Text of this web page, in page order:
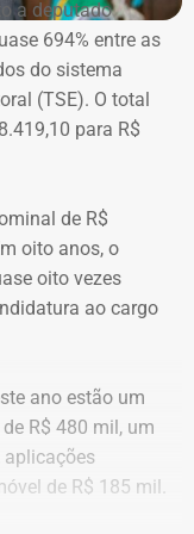
as mulheres de
e o medo.
para seguir
Pois
ao lado do
com ela depois
que alguma
alguma forma,
se tornarem
qual o principal
autoridades
a deputado
694% entre as
do sistema
(TSE). O total
para R$
de R$
oito anos, o
oito vezes
ao cargo
ano estão um
R$ 480 mil, um
aplicações
de R$ 185 mil.